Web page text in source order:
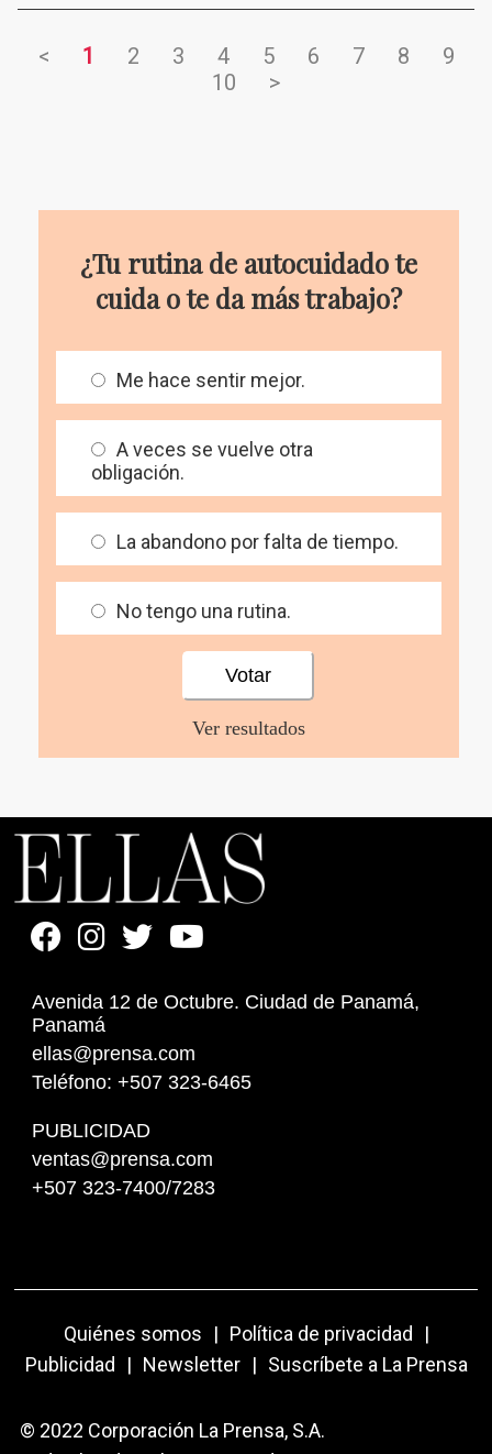
< 1 2 3 4 5 6 7 8
9
10
>
¿Tu rutina de autocuidado te
cuida o te da más trabajo?
Me hace sentir mejor.
A veces se vuelve otra
obligación.
La abandono por falta de tiempo.
No tengo una rutina.
Ver resultados
Avenida 12 de Octubre. Ciudad de Panamá,
Panamá
ellas@prensa.com
Teléfono: +507 323-6465
PUBLICIDAD
ventas@prensa.com
+507 323-7400/7283
Quiénes somos | Política de privacidad
|
Publicidad
| Newsletter | Suscríbete a La Prensa
© 2022 Corporación La Prensa, S.A.